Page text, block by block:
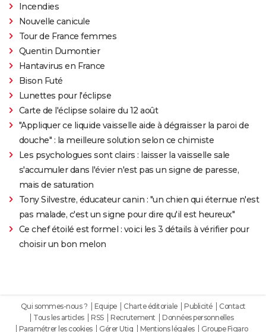
Incendies
Nouvelle canicule
Tour de France femmes
Quentin Dumontier
Hantavirus en France
Bison Futé
Lunettes pour l'éclipse
Carte de l'éclipse solaire du 12 août
"Appliquer ce liquide vaisselle aide à dégraisser la paroi de
douche" : la meilleure solution selon ce chimiste
Les psychologues sont clairs : laisser la vaisselle sale
s'accumuler dans l'évier n'est pas un signe de paresse,
mais de saturation
Tony Silvestre, éducateur canin : "un chien qui éternue n'est
pas malade, c'est un signe pour dire qu'il est heureux"
Ce chef étoilé est formel : voici les 3 détails à vérifier pour
choisir un bon melon
Qui sommes-nous ? Equipe Charte éditoriale Publicité
Contact
Tous les articles
RSS Recrutement
Données personnelles
Paramétrer les cookies
Gérer Utiq Mentions légales Groupe Figaro